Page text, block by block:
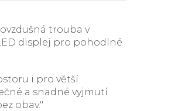
trouba v
displej pro pohodlné
i pro větší
a snadné vyjmutí
obav."